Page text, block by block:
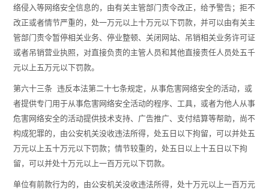
络侵入等网络安全信息的，由有关主管部门责令改正，给予警告；拒不
改正或者情节严重的，处一万元以上十万元以下罚款，并可以由有关主
管部门责令暂停相关业务、停业整顿、关闭网站、吊销相关业务许可证
或者吊销营业执照，对直接负责的主管人员和其他直接责任人员处五千
元以上五万元以下罚款。
第六十三条 违反本法第二十七条规定，从事危害网络安全的活动，或
者提供专门用于从事危害网络安全活动的程序、工具，或者为他人从事
危害网络安全的活动提供技术支持、广告推广、支付结算等帮助，尚不
构成犯罪的，由公安机关没收违法所得，处五日以下拘留，可以并处五
万元以上五十万元以下罚款；情节较重的，处五日以上十五日以下拘
留，可以并处十万元以上一百万元以下罚款。
单位有前款行为的，由公安机关没收违法所得，处十万元以上一百万元